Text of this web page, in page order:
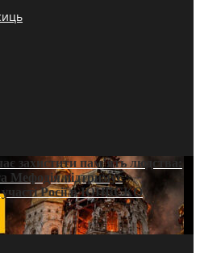
захистити пам’ять людства:
Мефодія підтримує
Росії в ЮНЕСКО